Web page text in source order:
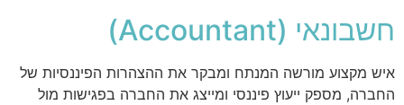
חשבונאי (Accountant)
איש מקצוע מורשה המנתח ומבקר את ההצהרות הפיננסיות של
החברה, מספק ייעוץ פיננסי ומייצג את החברה בפגישות מול